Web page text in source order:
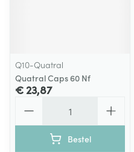
Q10-Quatral
Quatral Caps 60 Nf
€ 23,87
Bestel